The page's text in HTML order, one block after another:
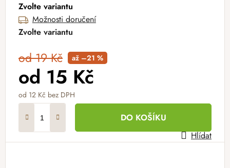
Zvolte variantu
Možnosti doručení
Zvolte variantu
od 19 Kč až –21 %
od 15 Kč
od 12 Kč bez DPH
DO KOŠÍKU
Hlídat